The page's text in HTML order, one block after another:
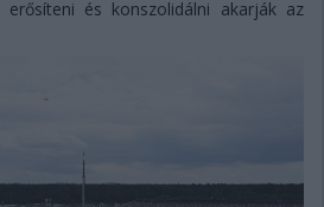
erősíteni és konszolidálni akarják az